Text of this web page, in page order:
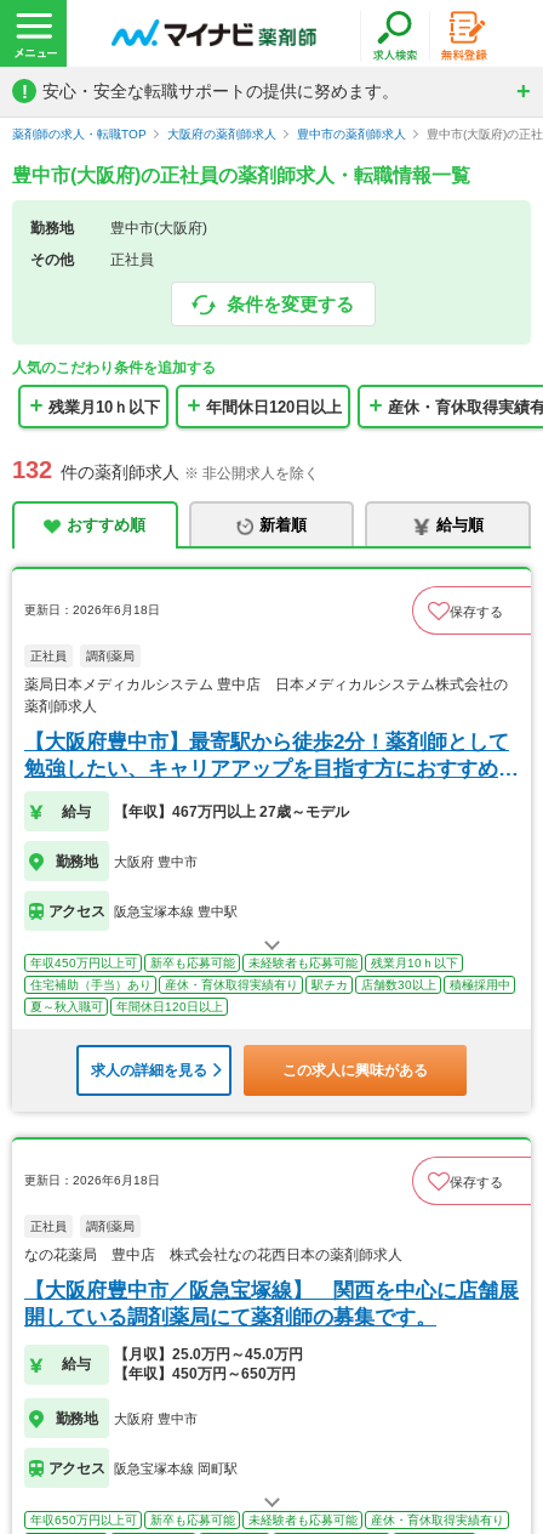
! 安心・安全な転職サポートの提供に努めます。
薬剤師の求人・転職TOP 大阪府の薬剤師求人 豊中市の薬剤師求人 豊中市(大阪府)の正
豊中市(大阪府)の正社員の薬剤師求人・転職情報一覧
勤務地
豊中市(大阪府)
その他
正社員
条件を変更する
人気のこだわり条件を追加する
残業月10ｈ以下 年間休日120日以上 産休・育休取得実績
132 件の薬剤師求人 ※ 非公開求人を除く
おすすめ順 新着順 給与順
更新日：2026年6月18日 保存する
正社員 調剤薬局
薬局日本メディカルシステム 豊中店 日本メディカルシステム株式会社の
薬剤師求人
【大阪府豊中市】最寄駅から徒歩2分！薬剤師として
勉強したい、キャリアアップを目指す方におすすめで
す。
給与 【年収】467万円以上 27歳～モデル
勤務地 大阪府 豊中市
アクセス 阪急宝塚本線 豊中駅
年収450万円以上可 新卒も応募可能 未経験者も応募可能
残業月10ｈ以下
住宅補助（手当）あり
産休・育休取得実績有り 駅チカ 店舗数30以上
積極採用中
夏～秋入職可
年間休日120日以上
求人の詳細を見る この求人に興味がある
更新日：2026年6月18日 保存する
正社員 調剤薬局
なの花薬局 豊中店 株式会社なの花西日本の薬剤師求人
【大阪府豊中市／阪急宝塚線】 関西を中心に店舗展
開している調剤薬局にて薬剤師の募集です。
給与
【月収】25.0万円～45.0万円
【年収】450万円～650万円
勤務地 大阪府 豊中市
アクセス 阪急宝塚本線 岡町駅
年収650万円以上可 新卒も応募可能 未経験者も応募可能
産休・育休取得実績有り